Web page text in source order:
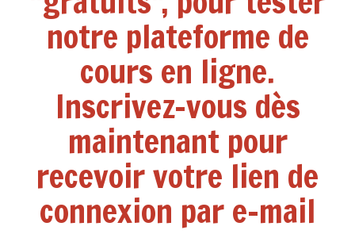
notre plateforme de
cours en ligne.
Inscrivez-vous dès
maintenant pour
recevoir votre lien de
connexion par e-mail